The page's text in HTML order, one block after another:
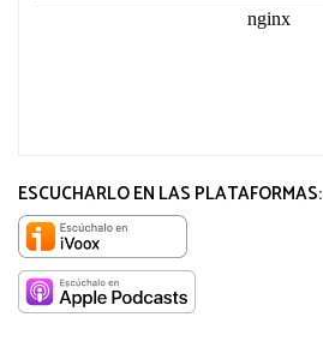
ESCUCHARLO EN LAS PLATAFORMAS: